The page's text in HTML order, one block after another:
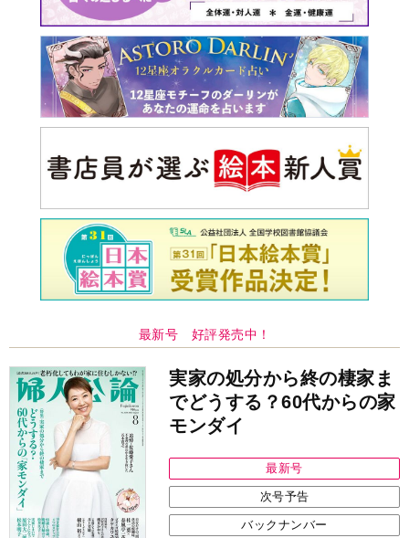
最新号 好評発売中！
実家の処分から終の棲家ま
でどうする？60代からの家
モンダイ
最新号
次号予告
バックナンバー